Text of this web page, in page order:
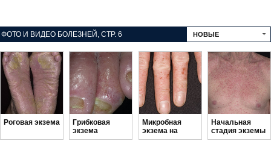
ФОТО И ВИДЕО БОЛЕЗНЕЙ, СТР. 6 НОВЫЕ
Роговая экзема
Грибковая
экзема
Микробная
экзема на
руках
Начальная
стадия экземы
на теле